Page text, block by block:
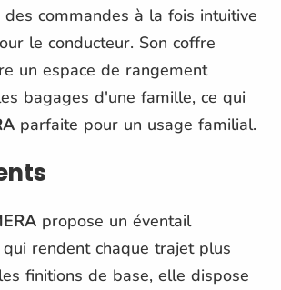
commandes à la fois intuitive
le conducteur. Son coffre
un espace de rangement
bagages d'une famille, ce qui
parfaite pour un usage familial.
propose un éventail
rendent chaque trajet plus
finitions de base, elle dispose